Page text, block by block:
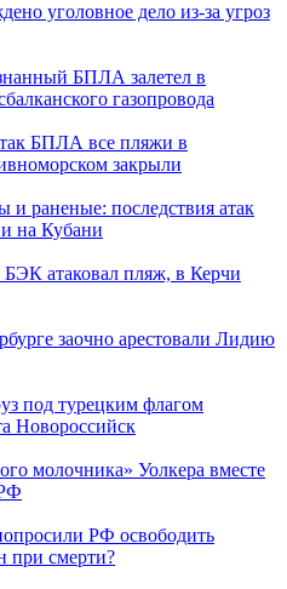
уголовное дело из-за угроз
БПЛА залетел в
газопровода
БПЛА все пляжи в
закрыли
и раненые: последствия атак
на Кубани
атаковал пляж, в Керчи
заочно арестовали Лидию
под турецким флагом
Новороссийск
молочника» Уолкера вместе
РФ освободить
при смерти?